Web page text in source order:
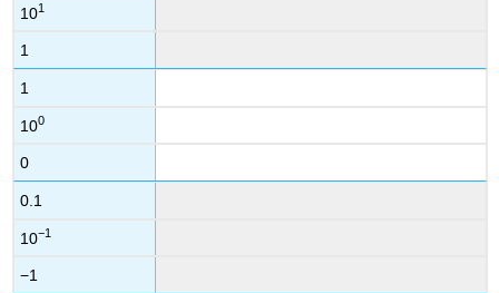
101
1
1
100
0
0.1
10−1
−1